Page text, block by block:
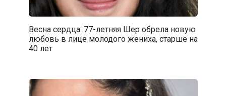
Весна сердца: 77-летняя Шер обрела новую
любовь в лице молодого жениха, старше на
40 лет